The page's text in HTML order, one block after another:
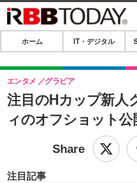
ホーム
IT・デジタル
IT・デジタルTOP
ショッピング
SPEED TEST
エンタメTOP
ホーム IT・デジタル
注目のHカップ新人
ィのオフショット公
エンタメ グラビア
注目記事